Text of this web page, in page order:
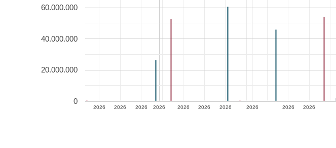
2026 2026
2026 2026 2026 2026 2026 2026 2026 2026
0
20.000.000
40.000.000
60.000.000